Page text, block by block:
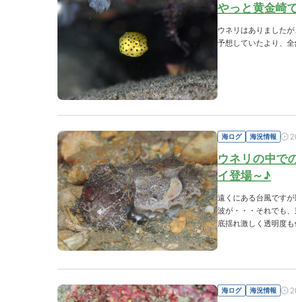
やっと黄金崎
ウネリはありました
予想していたより、
海ログ 海況情報
ウネリの中で
イ登場～♪
遠くにある台風です
波が・・・それでも
底揺れ激しく透明度
海ログ 海況情報